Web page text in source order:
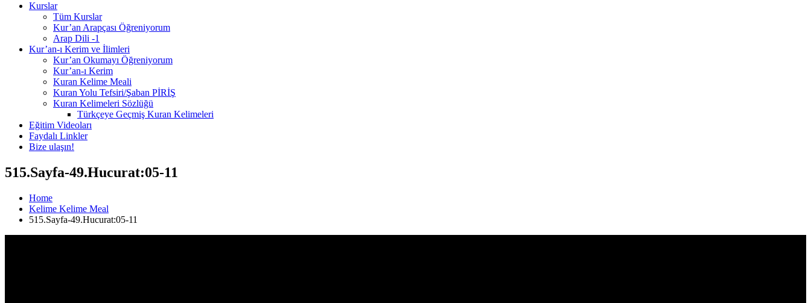
Kurslar
Tüm Kurslar
Kur’an Arapçası Öğreniyorum
Arap Dili -1
Kur’an-ı Kerim ve İlimleri
Kur’an Okumayı Öğreniyorum
Kur’an-ı Kerim
Kuran Kelime Meali
Kuran Yolu Tefsiri/Şaban PİRİŞ
Kuran Kelimeleri Sözlüğü
Türkçeye Geçmiş Kuran Kelimeleri
Eğitim Videoları
Faydalı Linkler
Bize ulaşın!
515.Sayfa-49.Hucurat:05-11
Home
Kelime Kelime Meal
515.Sayfa-49.Hucurat:05-11